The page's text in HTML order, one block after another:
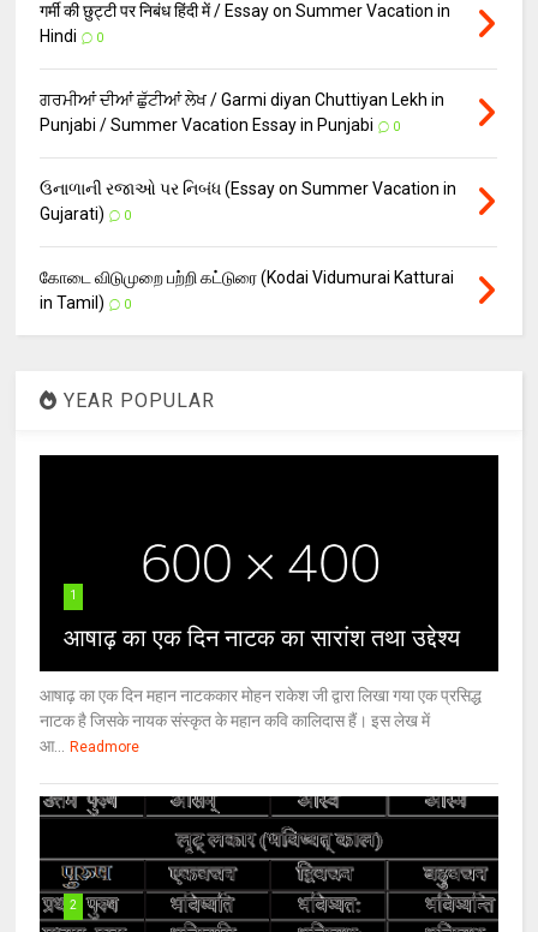
गर्मी की छुट्टी पर निबंध हिंदी में / Essay on Summer Vacation in
Hindi
0
ਗਰਮੀਆਂ ਦੀਆਂ ਛੁੱਟੀਆਂ ਲੇਖ / Garmi diyan Chuttiyan Lekh in
Punjabi / Summer Vacation Essay in Punjabi
0
ઉનાળાની રજાઓ પર નિબંધ (Essay on Summer Vacation in
Gujarati)
0
கோடை விடுமுறை பற்றி கட்டுரை (Kodai Vidumurai Katturai
in Tamil)
0
YEAR POPULAR
1
आषाढ़ का एक दिन नाटक का सारांश तथा उद्देश्य
आषाढ़ का एक दिन महान नाटककार मोहन राकेश जी द्वारा लिखा गया एक प्रसिद्ध
नाटक है जिसके नायक संस्कृत के महान कवि कालिदास हैं। इस लेख में
आ... Readmore
2